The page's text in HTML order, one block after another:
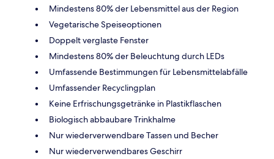
Mindestens 80% der Lebensmittel aus der Region
Vegetarische Speiseoptionen
Doppelt verglaste Fenster
Mindestens 80% der Beleuchtung durch LEDs
Umfassende Bestimmungen für Lebensmittelabfälle
Umfassender Recyclingplan
Keine Erfrischungsgetränke in Plastikflaschen
Biologisch abbaubare Trinkhalme
Nur wiederverwendbare Tassen und Becher
Nur wiederverwendbares Geschirr